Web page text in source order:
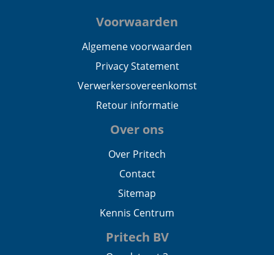
Voorwaarden
Algemene voorwaarden
Privacy Statement
Verwerkersovereenkomst
Retour informatie
Over ons
Over Pritech
Contact
Sitemap
Kennis Centrum
Pritech BV